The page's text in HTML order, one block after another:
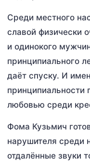
Среди местного
славой физически
и одинокого
принципиального
даёт спуску. И
принципиальности
любовью среди
Фома Кузьмич
нарушителя среди
отдалённые звуки